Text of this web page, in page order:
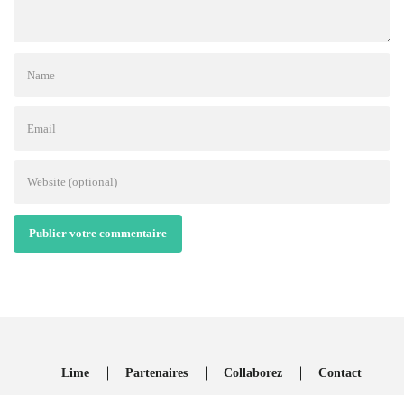
Publier votre commentaire
Lime Partenaires Collaborez Contact